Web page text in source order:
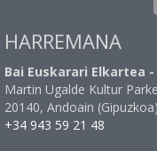
HARREMANA
Bai Euskarari Elkartea
Martin Ugalde Kultur
20140, Andoain (Gipuzkoa)
+34 943 59 21 48